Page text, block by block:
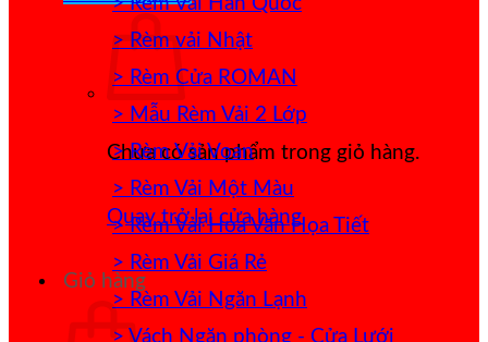
Chưa có sản phẩm trong giỏ hàng.
Quay trở lại cửa hàng
Giỏ hàng
> Rèm vải Nhật
> Rèm Cửa ROMAN
> Mẫu Rèm Vải 2 Lớp
> Rèm Vải Voan
> Rèm Vải Một Màu
> Rèm Vải Hoa Văn Họa Tiết
> Rèm Vải Giá Rẻ
> Rèm Vải Ngăn Lạnh
> Vách Ngăn phòng - Cửa Lưới